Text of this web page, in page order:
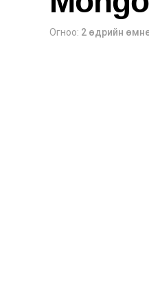
Огноо: 2 өдрийн